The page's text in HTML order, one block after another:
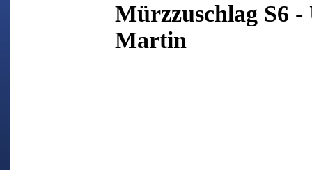
Mürzzuschlag S6
Martin